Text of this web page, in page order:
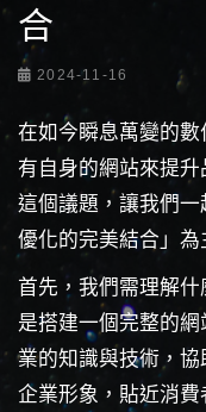
合
2024-11-16
在如今瞬息萬變的
有自身的網站來提
這個議題，讓我們
優化的完美結合」為
首先，我們需理解
是搭建一個完整的網
業的知識與技術，
企業形象，貼近消費